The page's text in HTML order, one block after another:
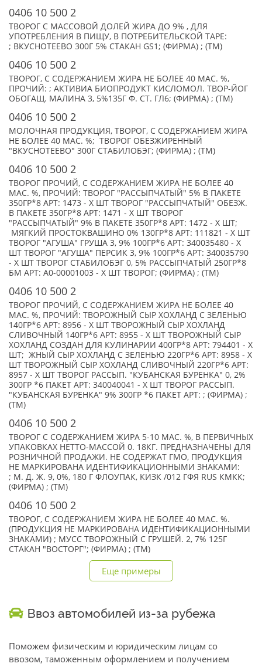
0406 10 500 2
ТВОРОГ С МАССОВОЙ ДОЛЕЙ ЖИРА ДО 9% , ДЛЯ
УПОТРЕБЛЕНИЯ В ПИЩУ, В ПОТРЕБИТЕЛЬСКОЙ ТАРЕ:
; ВКУСНОТЕЕВО 300Г 5% СТАКАН GS1; (ФИРМА) ; (TM)
0406 10 500 2
ТВОРОГ, С СОДЕРЖАНИЕМ ЖИРА НЕ БОЛЕЕ 40 МАС. %,
ПРОЧИЙ: ; АКТИВИА БИОПРОДУКТ КИСЛОМОЛ. ТВОР-ЙОГ
ОБОГАЩ. МАЛИНА 3, 5%135Г Ф. СТ. ГЛ6; (ФИРМА) ; (TM)
0406 10 500 2
МОЛОЧНАЯ ПРОДУКЦИЯ, ТВОРОГ, С СОДЕРЖАНИЕМ ЖИРА
НЕ БОЛЕЕ 40 МАС. %; ТВОРОГ ОБЕЗЖИРЕННЫЙ
"ВКУСНОТЕЕВО" 300Г СТАБИЛОБЭГ; (ФИРМА) ; (TM)
0406 10 500 2
ТВОРОГ ПРОЧИЙ, С СОДЕРЖАНИЕМ ЖИРА НЕ БОЛЕЕ 40
МАС. %, ПРОЧИЙ: ТВОРОГ "РАССЫПЧАТЫЙ" 5% В ПАКЕТЕ
350ГР*8 АРТ: 1473 - X ШТ ТВОРОГ "РАССЫПЧАТЫЙ" ОБЕЗЖ.
В ПАКЕТЕ 350ГР*8 АРТ: 1471 - X ШТ ТВОРОГ
"РАССЫПЧАТЫЙ" 9% В ПАКЕТЕ 350ГР*8 АРТ: 1472 - X ШТ;
МЯГКИЙ ПРОСТОКВАШИНО 0% 130ГР*8 АРТ: 111821 - X ШТ
ТВОРОГ "АГУША" ГРУША 3, 9% 100ГР*6 АРТ: 340035480 - X
ШТ ТВОРОГ "АГУША" ПЕРСИК 3, 9% 100ГР*6 АРТ: 340035790
- X ШТ ТВОРОГ СТАБИЛОБЭГ 0, 5% РАССЫПЧАТЫЙ 250ГР*8
БМ АРТ: А0-00001003 - X ШТ ТВОРОГ; (ФИРМА) ; (TM)
0406 10 500 2
ТВОРОГ ПРОЧИЙ, С СОДЕРЖАНИЕМ ЖИРА НЕ БОЛЕЕ 40
МАС. %, ПРОЧИЙ: ТВОРОЖНЫЙ СЫР ХОХЛАНД С ЗЕЛЕНЬЮ
140ГР*6 АРТ: 8956 - X ШТ ТВОРОЖНЫЙ СЫР ХОХЛАНД
СЛИВОЧНЫЙ 140ГР*6 АРТ: 8955 - X ШТ ТВОРОЖНЫЙ СЫР
ХОХЛАНД СОЗДАН ДЛЯ КУЛИНАРИИ 400ГР*8 АРТ: 794401 - X
ШТ; ЖНЫЙ СЫР ХОХЛАНД С ЗЕЛЕНЬЮ 220ГР*6 АРТ: 8958 - X
ШТ ТВОРОЖНЫЙ СЫР ХОХЛАНД СЛИВОЧНЫЙ 220ГР*6 АРТ:
8957 - X ШТ ТВОРОГ РАССЫП. "КУБАНСКАЯ БУРЕНКА" 0, 2%
300ГР *6 ПАКЕТ АРТ: 340040041 - X ШТ ТВОРОГ РАССЫП.
"КУБАНСКАЯ БУРЕНКА" 9% 300ГР *6 ПАКЕТ АРТ: ; (ФИРМА) ;
(TM)
0406 10 500 2
ТВОРОГ С СОДЕРЖАНИЕМ ЖИРА 5-10 МАС. %, В ПЕРВИЧНЫХ
УПАКОВКАХ НЕТТО-МАССОЙ 0. 18КГ. ПРЕДНАЗНАЧЕНЫ ДЛЯ
РОЗНИЧНОЙ ПРОДАЖИ. НЕ СОДЕРЖАТ ГМО, ПРОДУКЦИЯ
НЕ МАРКИРОВАНА ИДЕНТИФИКАЦИОННЫМИ ЗНАКАМИ:
; М. Д. Ж. 9, 0%, 180 Г ФЛОУПАК, КИЗК /012 ГФЯ RUS КМКК;
(ФИРМА) ; (TM)
0406 10 500 2
ТВОРОГ, С СОДЕРЖАНИЕМ ЖИРА НЕ БОЛЕЕ 40 МАС. %.
(ПРОДУКЦИЯ НЕ МАРКИРОВАНА ИДЕНТИФИКАЦИОННЫМИ
ЗНАКАМИ) ; МУСС ТВОРОЖНЫЙ С ГРУШЕЙ. 2, 7% 125Г
СТАКАН "ВОСТОРГ"; (ФИРМА) ; (TM)
Еще примеры
Ввоз автомобилей из-за рубежа
Поможем физическим и юридическим лицам со
ввозом, таможенным оформлением и получением